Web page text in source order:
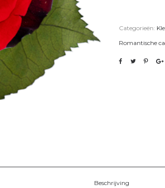
Categorieën:
Romantische
Beschrijving